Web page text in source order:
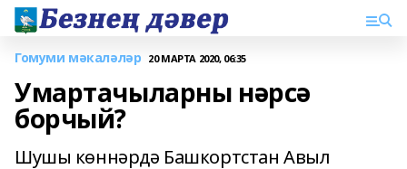
Гомуми мәкаләләр 20 МАРТА 2020, 06:35
Умартачыларны нәрсә
борчый?
Шушы көннәрдә Башкортстан Авыл